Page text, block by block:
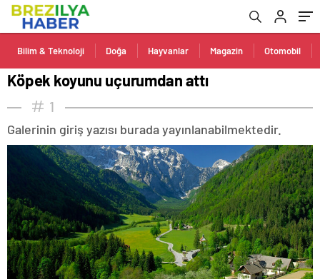
Bilim & Teknoloji Doğa Hayvanlar Magazin Otomobil
Köpek koyunu uçurumdan attı
1
Galerinin giriş yazısı burada yayınlanabilmektedir.